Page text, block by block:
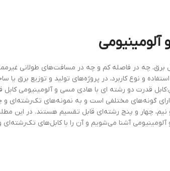
آلومینیومی
چه در فاصله کم و چه در مسافت‌های طولانی
و نوع کاربرد، در پروژه‌های تولید و توزیع برق یا
قدرت دو رشته ای با هادی مسی و آلومینیومی
دارای گونه‌های مختلفی است و به نمونه‌های تک‌رشته‌ای
چهار و پنج رشته‌ای قابل‌ تقسیم هستند. در این مطلب
آشنا می‌شویم و آن را با کابل‌های تک‌رشته‌ای و